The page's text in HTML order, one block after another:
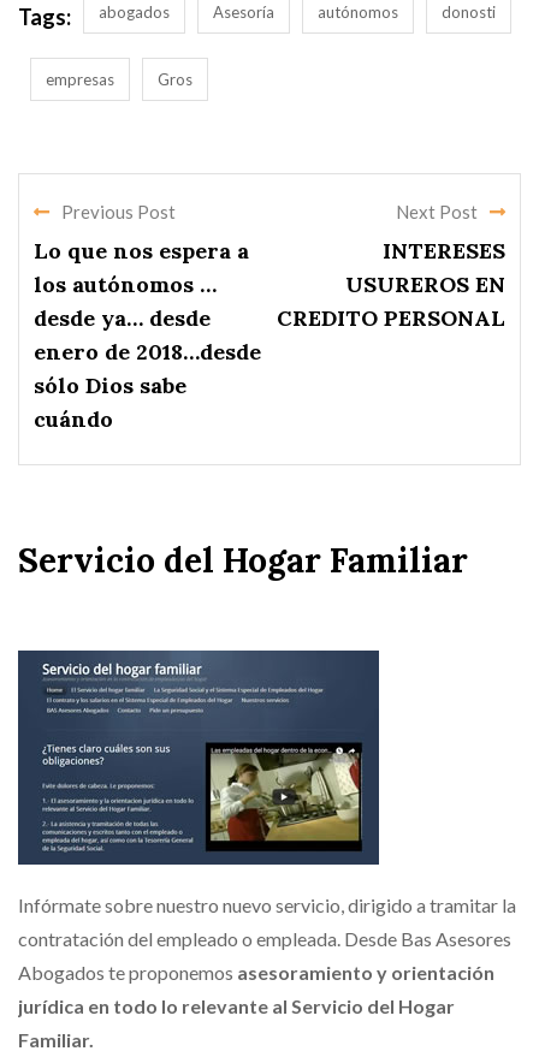
Tags: abogados Asesoría autónomos donosti
empresas Gros
Previous Post
Lo que nos espera a
los autónomos …
desde ya… desde
enero de 2018…desde
sólo Dios sabe
cuándo
Next Post
INTERESES
USUREROS EN
CREDITO PERSONAL
Servicio del Hogar Familiar
Infórmate sobre nuestro nuevo servicio, dirigido a tramitar la
contratación del empleado o empleada. Desde Bas Asesores
Abogados te proponemos asesoramiento y orientación
jurídica en todo lo relevante al Servicio del Hogar
Familiar.